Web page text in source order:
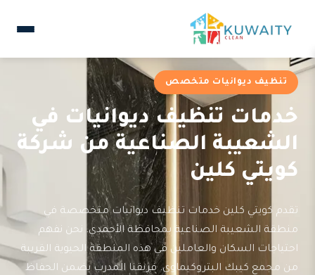
تنظيف ديوانيات متخصص
خدمات تنظيف ديوانيات في
الشعيبة الصناعية من شركة
كويتي كلين
تقدم كويتي كلين خدمات تنظيف ديوانيات متخصصة في
منطقة الشعيبة الصناعية بمحافظة الأحمدي. نحن نفهم
احتياجات السكان والعاملين في هذه المنطقة الحيوية القريبة
من مجمع كيبك البتروكيماوي. فريقنا المدرب يضمن الحفاظ